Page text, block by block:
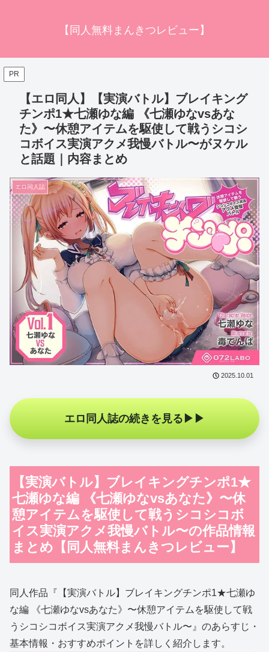
【同人無料まんきつレビュー】
PR
【エロ同人】【実演バトル】ブレイキング
チンポ1★七瀬ゆな編 《七瀬ゆなvsあな
た》〜休憩アイテムを駆使して戦うシコシ
コボイス実演アクメ我慢バトル〜がヌケル
と話題｜内容まとめ
エロ同人誌
2025.10.01
エロ同人誌の続きを見る
【実演バトル】ブレイキングチンポ1★
七瀬ゆな編 《七瀬ゆなvsあなた》〜休
憩アイテムを駆使して戦うシコシコボ
イス実演アクメ我慢バトル〜の作品情報
まとめ【同人無料まんきつレビュー】
同人作品『【実演バトル】ブレイキングチンポ1★七瀬ゆ
な編 《七瀬ゆなvsあなた》〜休憩アイテムを駆使して戦
うシコシコボイス実演アクメ我慢バトル〜』のあらすじ・
基本情報・おすすめポイントを詳しく紹介します。